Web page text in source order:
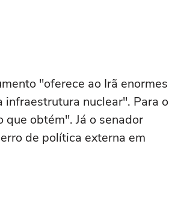
"oferece ao Irã enormes
infraestrutura nuclear". Para o
obtém". Já o senador
de política externa em